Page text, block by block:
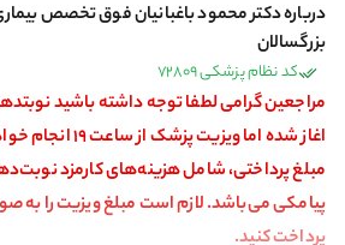
درباره دکتر محمود باغبانیان فوق تخصص
بزرگسالان
کد نظام پزشکی 72809
اغاز شده اما ویزیت پزشک از ساعت 19 انجام خواهد شد .
مبلغ پرداختی، شامل هزینه‌های کارمزد
پیامکی می‌باشد. لازم است مبلغ ویزیت را به
پرداخت کنید.